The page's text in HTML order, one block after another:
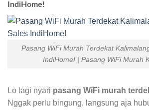
IndiHome!
Pasang WiFi Murah Terdekat
IndiHome! | Pasang WiFi Murah
Lo lagi nyari pasang WiFi murah
Nggak perlu bingung, langsung aja